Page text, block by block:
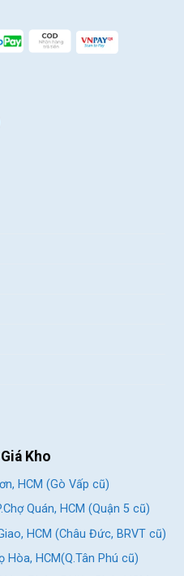
Kho
HCM (Gò Vấp cũ)
Quán, HCM (Quận 5 cũ)
HCM (Châu Đức, BRVT cũ)
Hòa, HCM(Q.Tân Phú cũ)